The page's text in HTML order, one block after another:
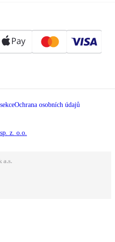
Ochrana osobních údajů
z. o.o.
a.s.